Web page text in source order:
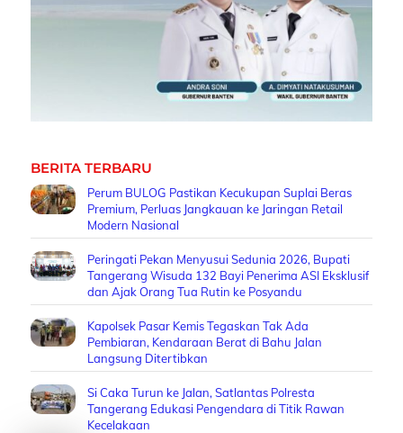
BERITA TERBARU
Perum BULOG Pastikan Kecukupan Suplai Beras
Premium, Perluas Jangkauan ke Jaringan Retail
Modern Nasional
Peringati Pekan Menyusui Sedunia 2026, Bupati
Tangerang Wisuda 132 Bayi Penerima ASI Eksklusif
dan Ajak Orang Tua Rutin ke Posyandu
Kapolsek Pasar Kemis Tegaskan Tak Ada
Pembiaran, Kendaraan Berat di Bahu Jalan
Langsung Ditertibkan
Si Caka Turun ke Jalan, Satlantas Polresta
Tangerang Edukasi Pengendara di Titik Rawan
Kecelakaan